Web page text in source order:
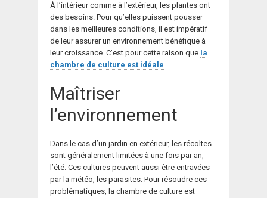
À l’intérieur comme à l’extérieur, les plantes ont
des besoins. Pour qu’elles puissent pousser
dans les meilleures conditions, il est impératif
de leur assurer un environnement bénéfique à
leur croissance. C’est pour cette raison que la
chambre de culture est idéale.
Maîtriser
l’environnement
Dans le cas d’un jardin en extérieur, les récoltes
sont généralement limitées à une fois par an,
l’été. Ces cultures peuvent aussi être entravées
par la météo, les parasites. Pour résoudre ces
problématiques, la chambre de culture est